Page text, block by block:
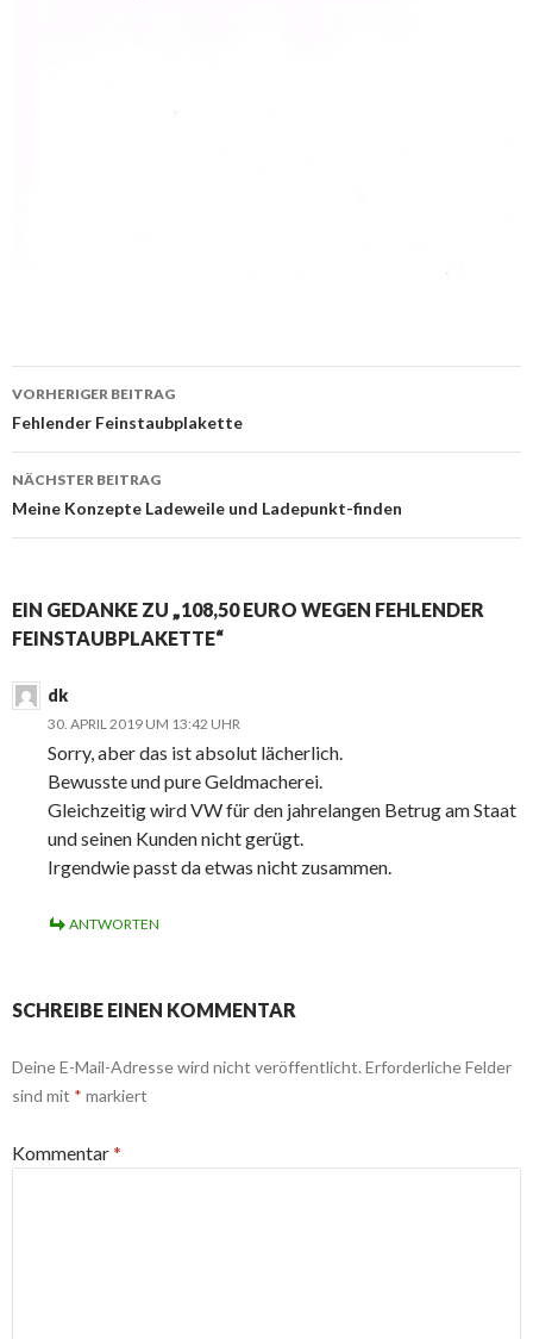
Beitrags-
Navigation
VORHERIGER BEITRAG
Fehlender Feinstaubplakette
NÄCHSTER BEITRAG
Meine Konzepte Ladeweile und Ladepunkt-finden
EIN GEDANKE ZU „108,50 EURO WEGEN FEHLENDER
FEINSTAUBPLAKETTE“
dk
30. APRIL 2019 UM 13:42 UHR
Sorry, aber das ist absolut lächerlich.
Bewusste und pure Geldmacherei.
Gleichzeitig wird VW für den jahrelangen Betrug am Staat
und seinen Kunden nicht gerügt.
Irgendwie passt da etwas nicht zusammen.
ANTWORTEN
SCHREIBE EINEN KOMMENTAR
Deine E-Mail-Adresse wird nicht veröffentlicht. Erforderliche Felder
sind mit * markiert
Kommentar*